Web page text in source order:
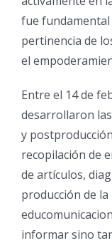
fue fundamental
pertinencia de
el
Entre el 14 de
desarrollaron
y
recopilación de
de artículos,
producción de
informar sino